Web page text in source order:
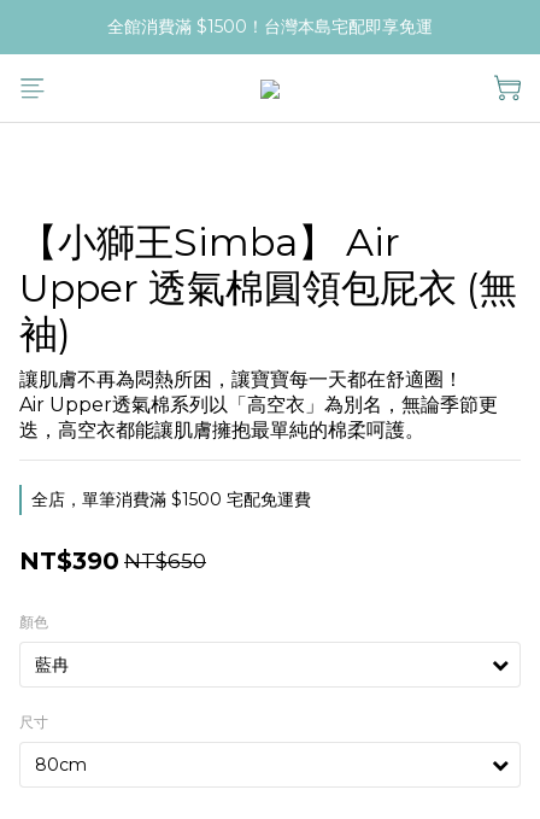
全館消費滿 $1500！台灣本島宅配即享免運
【小獅王Simba】 Air
Upper 透氣棉圓領包屁衣 (無
袖)
讓肌膚不再為悶熱所困，讓寶寶每一天都在舒適圈！
Air Upper透氣棉系列以「高空衣」為別名，無論季節更
迭，高空衣都能讓肌膚擁抱最單純的棉柔呵護。
全店，單筆消費滿 $1500 宅配免運費
NT$390 NT$650
顏色
尺寸